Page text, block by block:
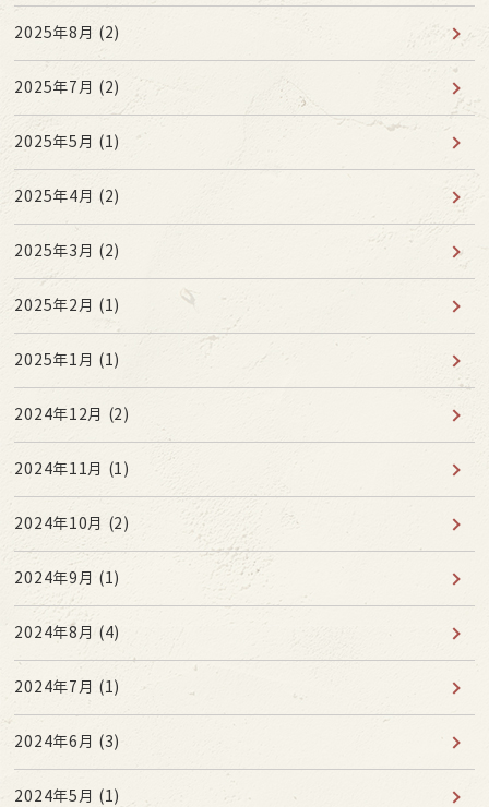
2025年8月 (2)
2025年7月 (2)
2025年5月 (1)
2025年4月 (2)
2025年3月 (2)
2025年2月 (1)
2025年1月 (1)
2024年12月 (2)
2024年11月 (1)
2024年10月 (2)
2024年9月 (1)
2024年8月 (4)
2024年7月 (1)
2024年6月 (3)
2024年5月 (1)